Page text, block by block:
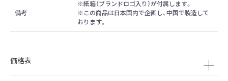
備考
※紙箱（ブランドロゴ入り）が付属します。
※この商品は日本国内で企画し、中国で製造して
おります。
価格表